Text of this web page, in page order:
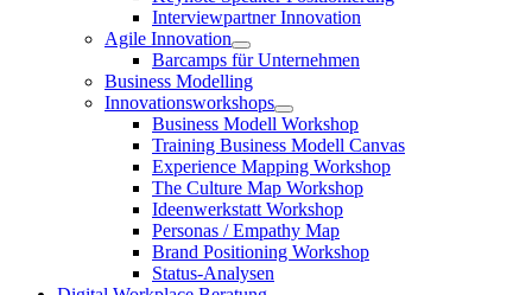
Interviewpartner Innovation
Agile Innovation
Barcamps für Unternehmen
Business Modelling
Innovationsworkshops
Business Modell Workshop
Training Business Modell Canvas
Experience Mapping Workshop
The Culture Map Workshop
Ideenwerkstatt Workshop
Personas / Empathy Map
Brand Positioning Workshop
Status-Analysen